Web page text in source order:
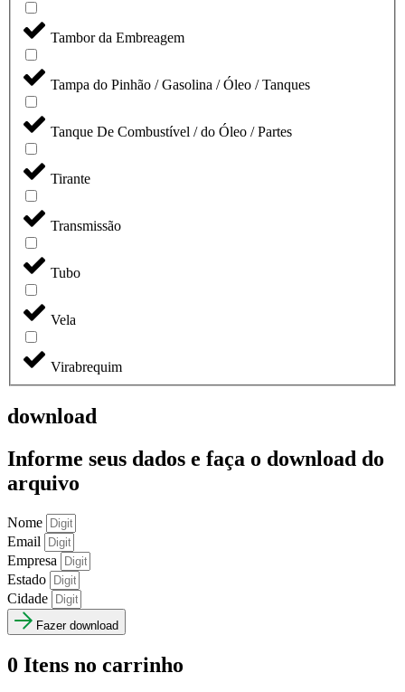
Tambor da Embreagem
Tampa do Pinhão / Gasolina / Óleo / Tanques
Tanque De Combustível / do Óleo / Partes
Tirante
Transmissão
Tubo
Vela
Virabrequim
download
Informe seus dados e faça o download do
arquivo
Nome
Email
Empresa
Estado
Cidade
Fazer download
0 Itens no carrinho